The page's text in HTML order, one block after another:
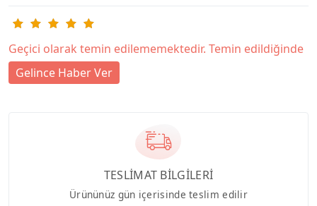
Geçici olarak temin edilememektedir. Temin edildiğinde
Gelince Haber Ver
TESLİMAT BİLGİLERİ
Ürününüz gün içerisinde teslim edilir